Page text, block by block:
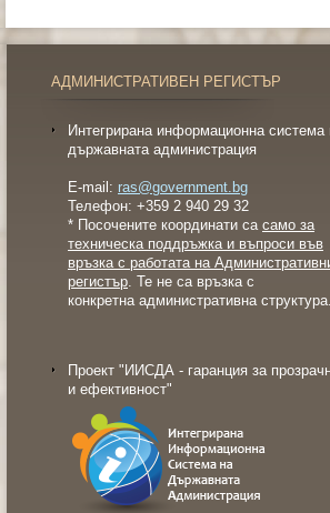
АДМИНИСТРАТИВЕН РЕГИСТЪР
Интегрирана информационна система
държавната администрация
E-mail: ras@government.bg
Телефон: +359 2 940 29 32
* Посочените координати са само за
техническа поддръжка и въпроси във
връзка с работата на
регистър. Те не са връзка с
конкретна административна структура.
Проект "ИИСДА - гаранция за
и ефективност"